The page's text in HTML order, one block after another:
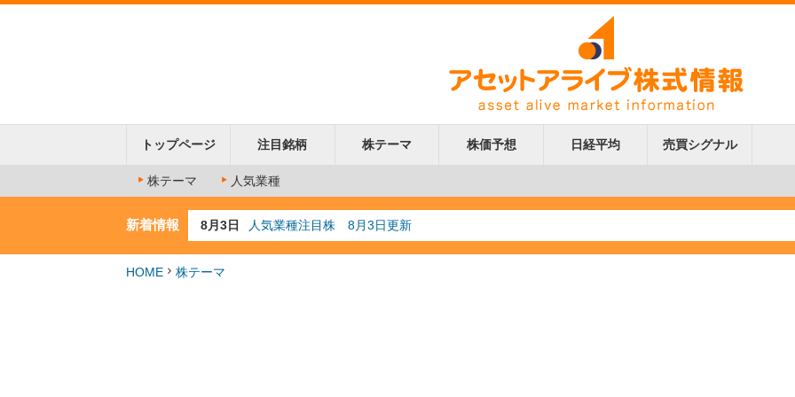
トップページ 注目銘柄 株テーマ 株価予想 日経平均 売買シグナル
株テーマ 人気業種
新着情報 8月3日
人気業種注目株 8月3日更新
8月2日
金融注目株 8月2日更新
7月10日
HOME 株テーマ